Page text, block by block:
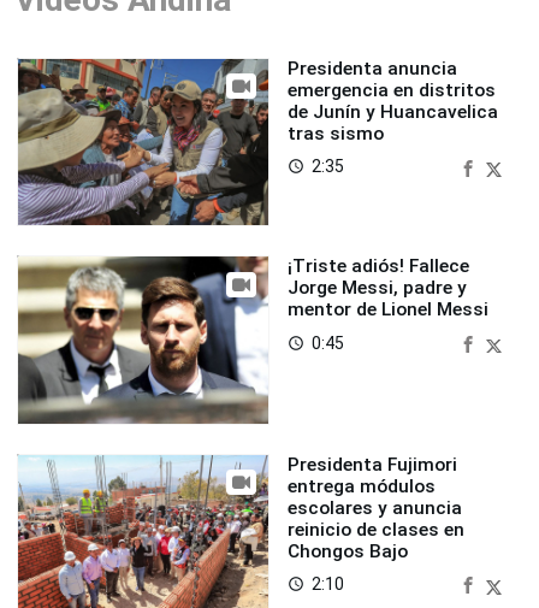
Presidenta anuncia
emergencia en distritos
de Junín y Huancavelica
tras sismo
access_time 2:35
¡Triste adiós! Fallece
Jorge Messi, padre y
mentor de Lionel Messi
access_time 0:45
Presidenta Fujimori
entrega módulos
escolares y anuncia
reinicio de clases en
Chongos Bajo
access_time 2:10